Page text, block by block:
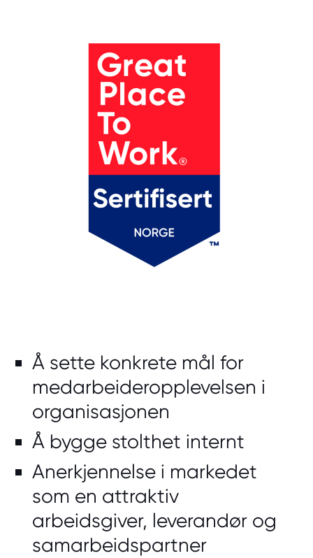
Å sette konkrete mål for
medarbeideropplevelsen i
organisasjonen
Å bygge stolthet internt
Anerkjennelse i markedet
som en attraktiv
arbeidsgiver, leverandør og
samarbeidspartner